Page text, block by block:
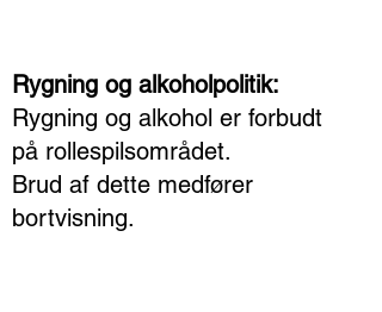
Rygning og alkoholpolitik:
Rygning og alkohol er forbudt
på rollespilsområdet.
Brud af dette medfører
bortvisning.